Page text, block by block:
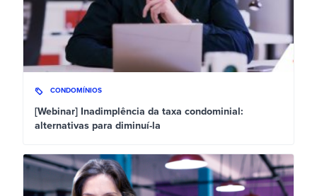
CONDOMÍNIOS
[Webinar] Inadimplência da taxa condominial:
alternativas para diminuí-la